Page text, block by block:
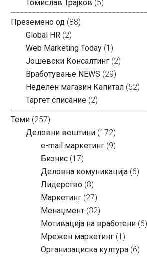
Томислав Трајков (5)
Преземено од (88)
Global HR (2)
Web Marketing Today (1)
Јошевски Консалтинг (2)
Вработување NEWS (29)
Неделен магазин Капитал (52)
Таргет списание (2)
Теми (257)
Деловни вештини (172)
e-mail маркетинг (9)
Бизнис (17)
Деловна комуникација (6)
Лидерство (8)
Маркетинг (27)
Менаџмент (32)
Мотивација на вработени (6)
Мрежен маркетинг (1)
Организациска култура (6)